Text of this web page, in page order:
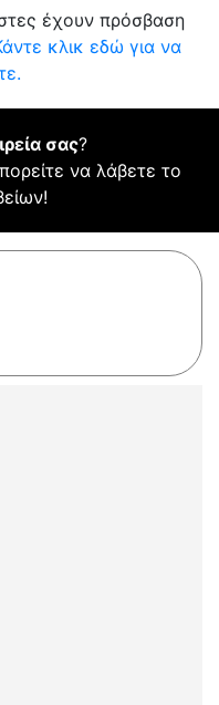
έχουν πρόσβαση
κλικ εδώ για να
σας?
να λάβετε το